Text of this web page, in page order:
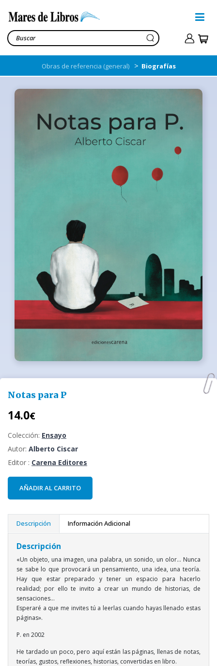
Obras de referencia (general) > Biografías
Notas para P
14.0€
Colección: Ensayo
Autor: Alberto Ciscar
Editor : Carena Editores
AÑADIR AL CARRITO
Descripción Información Adicional
Descripción
«Un objeto, una imagen, una palabra, un sonido, un olor... Nunca
se sabe lo que provocará un pensamiento, una idea, una teoría.
Hay que estar preparado y tener un espacio para hacerlo
realidad; por ello te invito a crear un mundo de historias, de
sensaciones...
Esperaré a que me invites tú a leerlas cuando hayas llenado estas
páginas».
P. en 2002
He tardado un poco, pero aquí están las páginas, llenas de notas,
teorías, gustos, reflexiones, historias, convertidas en libro.